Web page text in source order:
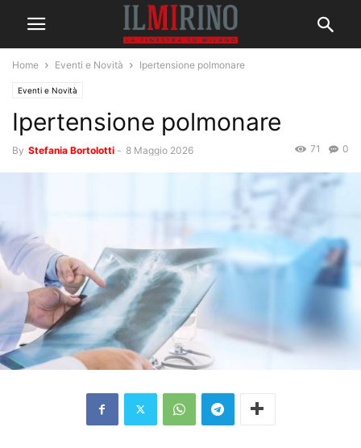
Home Eventi e Novità Ipertensione polmonare
Eventi e Novità
Ipertensione polmonare
By Stefania Bortolotti - 8 Maggio 2026 0
71